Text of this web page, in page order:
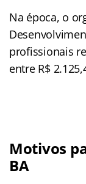
Na época, o
profissionais
entre R$
Motivos
BA